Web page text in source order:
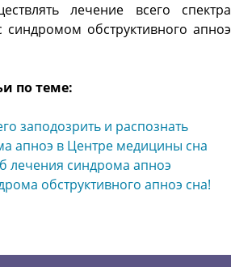
лечение всего спектра
обструктивного апноэ
по теме:
заподозрить и распознать
апноэ в Центре медицины сна
лечения синдрома апноэ
обструктивного апноэ сна!